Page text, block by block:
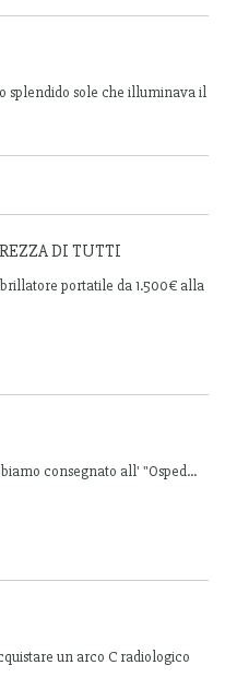
splendido sole che illuminava il
DI TUTTI
portatile da 1.500€ alla
consegnato all' "Osped...
un arco C radiologico